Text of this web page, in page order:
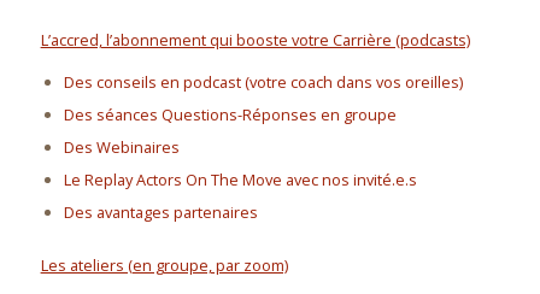
L’accred, l’abonnement qui booste votre Carrière (podcasts)
Des conseils en podcast (votre coach dans vos oreilles)
Des séances Questions-Réponses en groupe
Des Webinaires
Le Replay Actors On The Move avec nos invité.e.s
Des avantages partenaires
Les ateliers (en groupe, par zoom)